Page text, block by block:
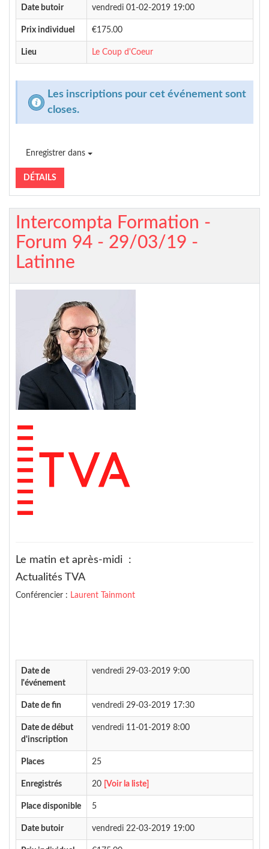
Date butoir vendredi 01-02-2019 19:00
Prix individuel €175.00
Lieu Le Coup d'Coeur
Les inscriptions pour cet événement sont
closes.
Enregistrer dans
DÉTAILS
Intercompta Formation -
Forum 94 - 29/03/19 -
Latinne
Le matin et après-midi :
Actualités TVA
Conférencier : Laurent Tainmont
Date de
l'événement
vendredi 29-03-2019 9:00
Date de fin vendredi 29-03-2019 17:30
Date de début
d'inscription
vendredi 11-01-2019 8:00
Places 25
Enregistrés 20 [Voir la liste]
Place disponible 5
Date butoir vendredi 22-03-2019 19:00